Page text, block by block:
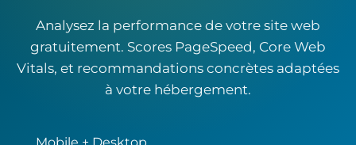
Analysez la performance de votre site web
gratuitement. Scores PageSpeed, Core Web
Vitals, et recommandations concrètes adaptées
à votre hébergement.